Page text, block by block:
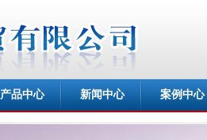
产品中心 新闻中心 案例中心